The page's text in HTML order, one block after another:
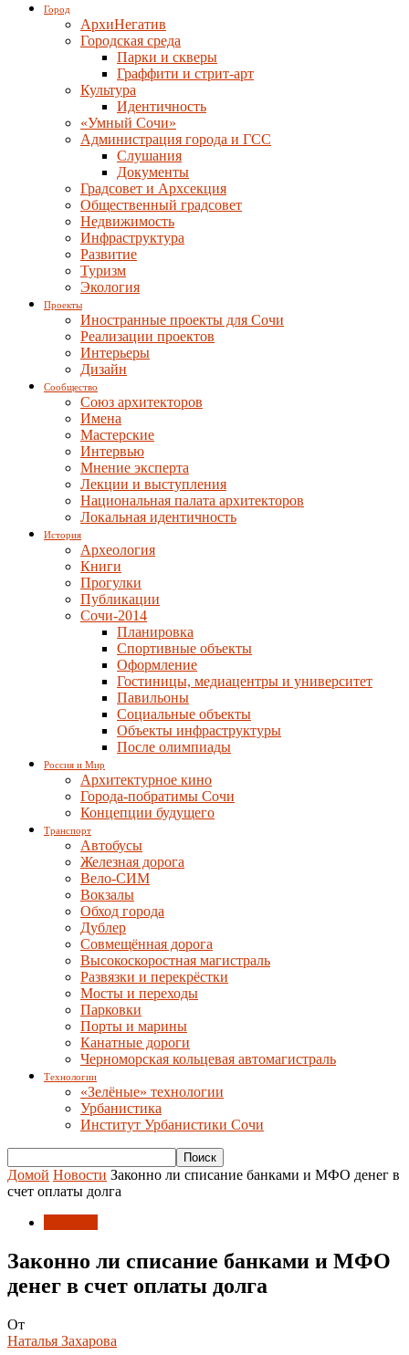
Город
АрхиНегатив
Городская среда
Парки и скверы
Граффити и стрит-арт
Культура
Идентичность
«Умный Сочи»
Администрация города и ГСС
Слушания
Документы
Градсовет и Архсекция
Общественный градсовет
Недвижимость
Инфраструктура
Развитие
Туризм
Экология
Проекты
Иностранные проекты для Сочи
Реализации проектов
Интерьеры
Дизайн
Сообщество
Союз архитекторов
Имена
Мастерские
Интервью
Мнение эксперта
Лекции и выступления
Национальная палата архитекторов
Локальная идентичность
История
Археология
Книги
Прогулки
Публикации
Сочи-2014
Планировка
Спортивные объекты
Оформление
Гостиницы, медиацентры и университет
Павильоны
Социальные объекты
Объекты инфраструктуры
После олимпиады
Россия и Мир
Архитектурное кино
Города-побратимы Сочи
Концепции будущего
Транспорт
Автобусы
Железная дорога
Вело-СИМ
Вокзалы
Обход города
Дублер
Совмещённая дорога
Высокоскоростная магистраль
Развязки и перекрёстки
Мосты и переходы
Парковки
Порты и марины
Канатные дороги
Черноморская кольцевая автомагистраль
Технологии
«Зелёные» технологии
Урбанистика
Институт Урбанистики Сочи
Домой Новости Законно ли списание банками и МФО денег в
счет оплаты долга
Законно ли списание банками и МФО
денег в счет оплаты долга
От
Наталья Захарова